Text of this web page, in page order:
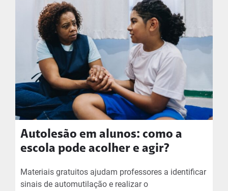
Autolesão em alunos: como a
escola pode acolher e agir?
Materiais gratuitos ajudam professores a identificar
sinais de automutilação e realizar o